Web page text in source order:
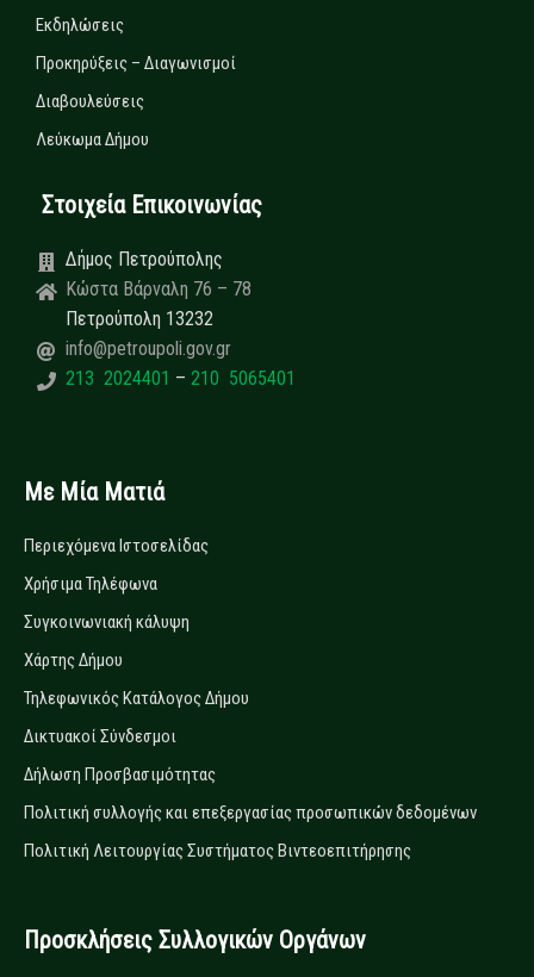
Εκδηλώσεις
Προκηρύξεις – Διαγωνισμοί
Διαβουλεύσεις
Λεύκωμα Δήμου
Στοιχεία Επικοινωνίας
Δήμος Πετρούπολης
Κώστα Βάρναλη 76 – 78
Πετρούπολη 13232
info@petroupoli.gov.gr
213 2024401 – 210 5065401
Με Μία Ματιά
Περιεχόμενα Ιστοσελίδας
Χρήσιμα Τηλέφωνα
Συγκοινωνιακή κάλυψη
Χάρτης Δήμου
Τηλεφωνικός Κατάλογος Δήμου
Δικτυακοί Σύνδεσμοι
Δήλωση Προσβασιμότητας
Πολιτική συλλογής και επεξεργασίας προσωπικών δεδομένων
Πολιτική Λειτουργίας Συστήματος Βιντεοεπιτήρησης
Προσκλήσεις Συλλογικών Οργάνων